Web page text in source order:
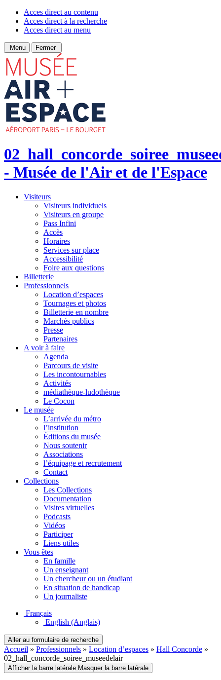
Acces direct au contenu
Acces direct à la recherche
Acces direct au menu
Menu Fermer
- Musée de l'Air et de l'Espace
Visiteurs
Visiteurs individuels
Visiteurs en groupe
Pass Infini
Accès
Horaires
Services sur place
Accessibilité
Foire aux questions
Billetterie
Professionnels
Location d’espaces
Tournages et photos
Billetterie en nombre
Marchés publics
Presse
Partenaires
A voir à faire
Agenda
Parcours de visite
Les incontournables
Activités
médiathèque-ludothèque
Le Cocon
Le musée
L’arrivée du métro
l’institution
Éditions du musée
Nous soutenir
Associations
l’équipage et recrutement
Contact
Collections
Les Collections
Documentation
Visites virtuelles
Podcasts
Vidéos
Participer
Liens utiles
Vous êtes
En famille
Un enseignant
Un chercheur ou un étudiant
En situation de handicap
Un journaliste
Français
English (Anglais)
Aller au formulaire de recherche
Accueil » Professionnels » Location d’espaces » Hall Concorde »
02_hall_concorde_soiree_museedelair
Afficher la barre latérale Masquer la barre latérale